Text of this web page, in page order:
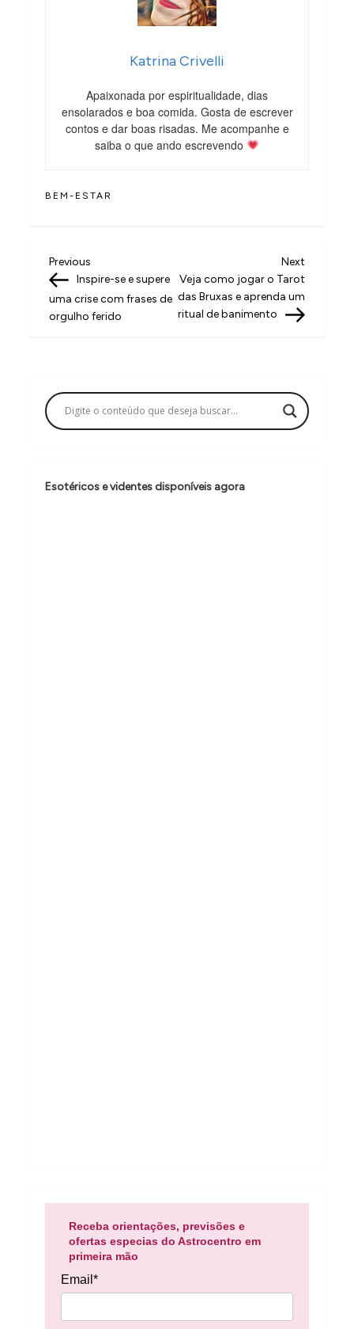
Katrina Crivelli
Apaixonada por espiritualidade, dias
ensolarados e boa comida. Gosta de escrever
contos e dar boas risadas. Me acompanhe e
saiba o que ando escrevendo
BEM-ESTAR
N
a
v
a
ç
o
d
Previous
Post
Previous
Inspire-se e supere
uma crise com frases de
orgulho ferido
Next
Post
Next
Veja como jogar o Tarot
das Bruxas e aprenda um
ritual de banimento
Esotéricos e videntes disponíveis agora
Receba orientações, previsões e
ofertas especias do Astrocentro em
primeira mão
Email*